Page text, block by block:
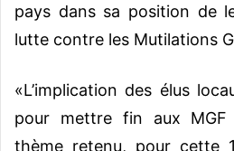
pays dans sa position de
lutte contre les Mutilations
«L’implication des élus
pour mettre fin aux MGF
thème retenu, pour cette